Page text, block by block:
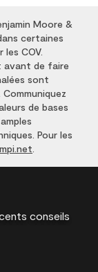
Moore &
certaines
COV.
avant de faire
sont
de bases
Pour les
conseils